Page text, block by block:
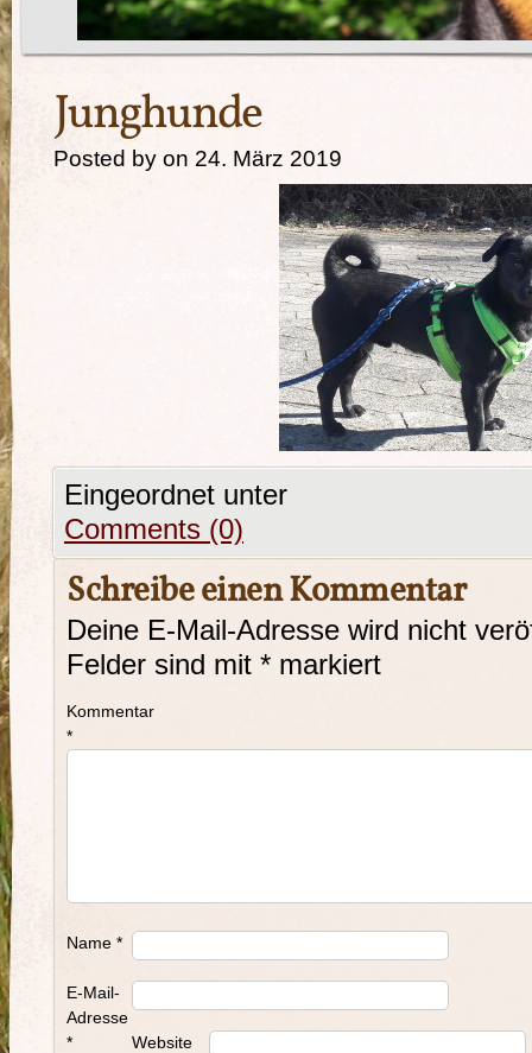
Junghunde
Posted by on 24. März 2019
Eingeordnet unter
Comments (0)
Schreibe einen Kommentar
Deine E-Mail-Adresse wird nicht
Felder sind mit * markiert
Kommentar
*
Name *
E-Mail-
Adresse
*
Website